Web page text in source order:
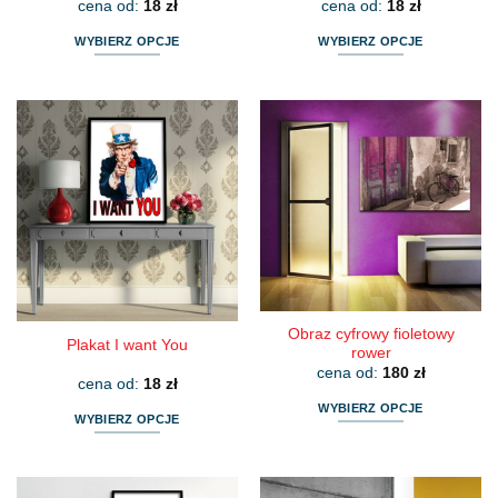
cena od: 18 zł
WYBIERZ OPCJE
ma
wiele
wariantów.
Opcje
można
wybrać
na
stronie
produktu
cena od: 18 zł
WYBIERZ OPCJE
ma
wiele
wariantów.
Opcje
można
wybrać
stronie
produktu
Plakat I want You
cena od: 18 zł
WYBIERZ OPCJE
ma
Obraz cyfrowy fioletowy
rower
cena od: 180 zł
WYBIERZ OPCJE
ma